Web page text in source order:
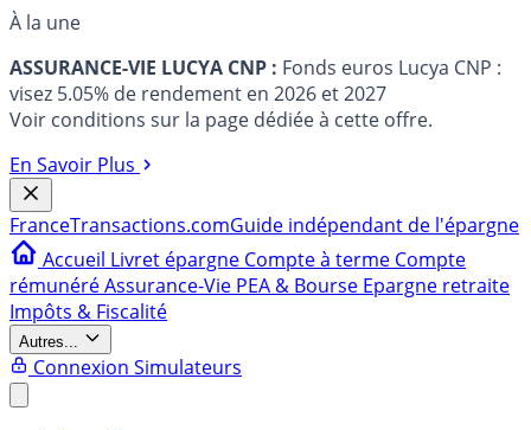
À la une
ASSURANCE-VIE LUCYA CNP : Fonds euros Lucya CNP :
visez 5.05% de rendement en 2026 et 2027
Voir conditions sur la page dédiée à cette offre.
En Savoir Plus
FranceTransactions.comGuide indépendant de l'épargne
Accueil Livret épargne Compte à terme Compte
rémunéréAssurance-Vie PEA & Bourse Epargne retraite
Impôts & Fiscalité
Autres...
Connexion Simulateurs